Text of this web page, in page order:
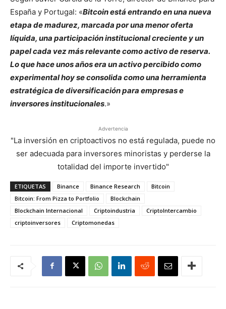
España y Portugal: «Bitcoin está entrando en una nueva
etapa de madurez, marcada por una menor oferta
líquida, una participación institucional creciente y un
papel cada vez más relevante como activo de reserva.
Lo que hace unos años era un activo percibido como
experimental hoy se consolida como una herramienta
estratégica de diversificación para empresas e
inversores institucionales.»
Advertencia
"La inversión en criptoactivos no está regulada, puede no
ser adecuada para inversores minoristas y perderse la
totalidad del importe invertido"
ETIQUETAS Binance Binance Research
Bitcoin
Bitcoin: From Pizza to Portfolio
Blockchain
Blockchain Internacional
Criptoindustria
CriptoIntercambio
criptoinversores
Criptomonedas